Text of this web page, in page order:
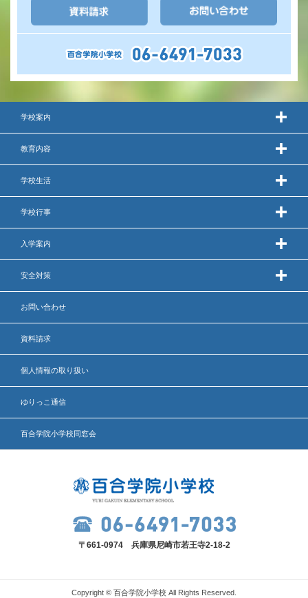
学校案内
教育内容
学校生活
学校行事
入学案内
安全対策
お問い合わせ
資料請求
個人情報の取り扱い
ゆりっこ通信
百合学院小学校同窓会
〒661-0974 兵庫県尼崎市若王寺2-18-2
Copyright © 百合学院小学校 All Rights Reserved.
いじめ防止基本方針